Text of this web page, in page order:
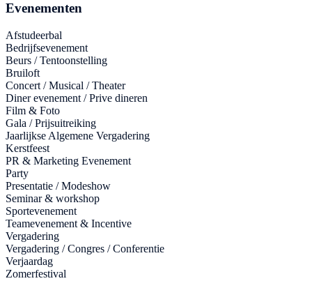
Evenementen
Afstudeerbal
Bedrijfsevenement
Beurs / Tentoonstelling
Bruiloft
Concert / Musical / Theater
Diner evenement / Prive dineren
Film & Foto
Gala / Prijsuitreiking
Jaarlijkse Algemene Vergadering
Kerstfeest
PR & Marketing Evenement
Party
Presentatie / Modeshow
Seminar & workshop
Sportevenement
Teamevenement & Incentive
Vergadering
Vergadering / Congres / Conferentie
Verjaardag
Zomerfestival